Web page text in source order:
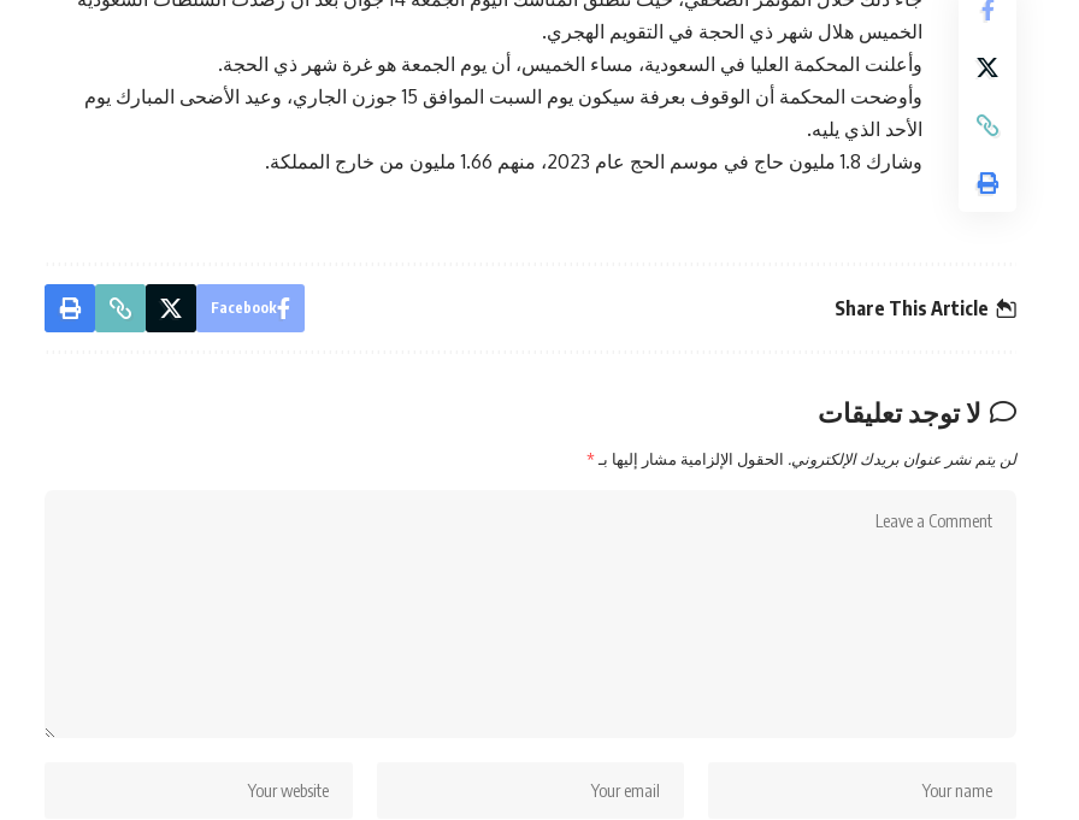
الخميس هلال شهر ذي الحجة في التقويم الهجري.
وأعلنت المحكمة العليا في السعودية، مساء الخميس، أن يوم الجمعة هو غرة شهر ذي الحجة.
وأوضحت المحكمة أن الوقوف بعرفة سيكون يوم السبت الموافق 15 جوزن الجاري، وعيد الأضحى المبارك يوم
الأحد الذي يليه.
وشارك 1.8 مليون حاج في موسم الحج عام 2023، منهم 1.66 مليون من خارج المملكة.
Share This Article
Facebook
لا توجد تعليقات
لن يتم نشر عنوان بريدك الإلكتروني. الحقول الإلزامية مشار إليها بـ*